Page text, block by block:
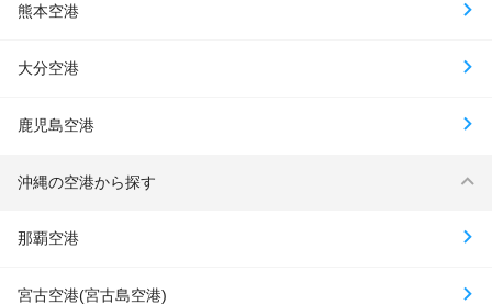
熊本空港
大分空港
鹿児島空港
沖縄の空港から探す
那覇空港
宮古空港(宮古島空港)